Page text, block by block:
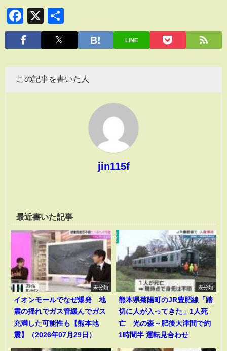
Facebook
X
有
LINE
この記事を書いた人
jin115f
最近書いた記事
未分類
イオンモールでなぜ爆発 地
震の揺れでガス管緩んでガス
充満した可能性も【熊本地
震】（2026年07月29日）
未分類
熊本県菊陽町のJR豊肥線「踏
切に人が入ってきた」1人死
亡 光の森～肥後大津間で約
1時間半 運転見合わせ